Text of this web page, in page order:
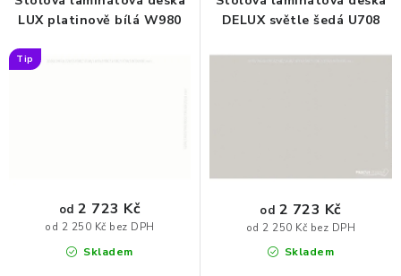
NÁDOBY NA ODPAD
SCHRÁNKY NA KLÍČE A LÉKY
o
d
p
r
o
LUX platinově bílá W980
Tip
Skladem
od 2 250 Kč bez DPH
od 2 723 Kč
DELUX světle šedá U708
Skladem
od 2 250 Kč bez DPH
od 2 723 Kč